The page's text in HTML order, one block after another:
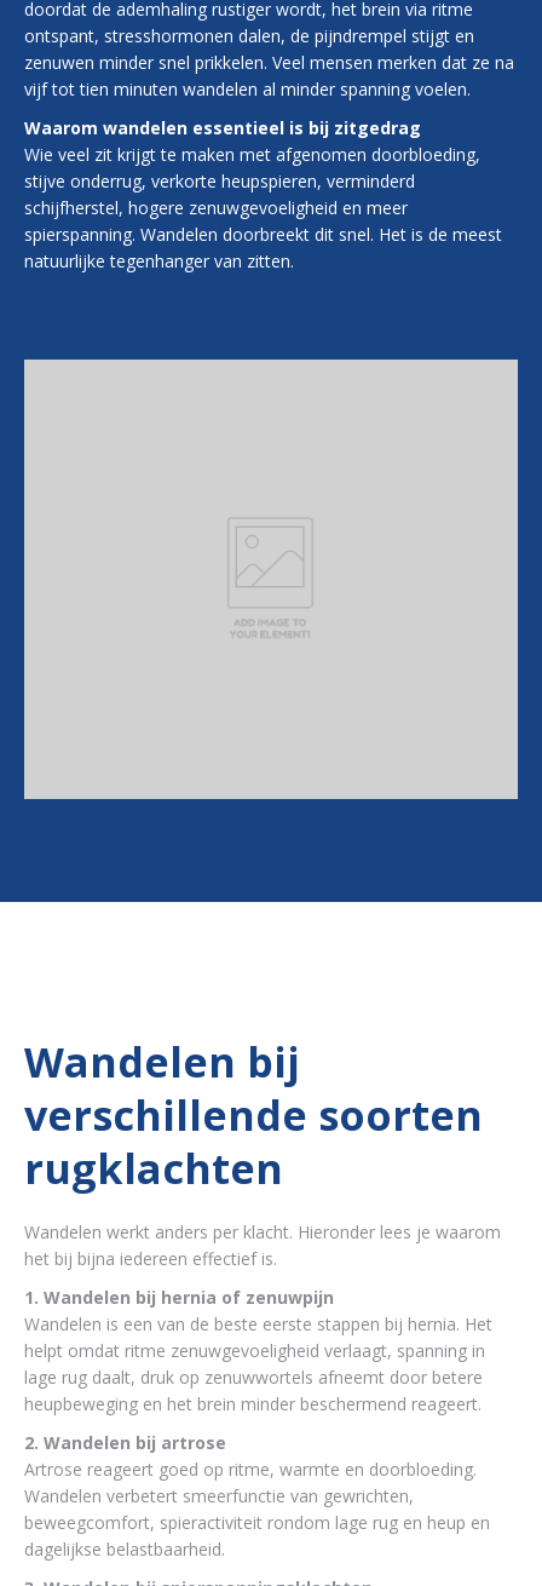
doordat de ademhaling rustiger wordt, het brein via ritme
ontspant, stresshormonen dalen, de pijndrempel stijgt en
zenuwen minder snel prikkelen. Veel mensen merken dat ze na
vijf tot tien minuten wandelen al minder spanning voelen.
Waarom wandelen essentieel is bij zitgedrag
Wie veel zit krijgt te maken met afgenomen doorbloeding,
stijve onderrug, verkorte heupspieren, verminderd
schijfherstel, hogere zenuwgevoeligheid en meer
spierspanning. Wandelen doorbreekt dit snel. Het is de meest
natuurlijke tegenhanger van zitten.
Wandelen bij
verschillende soorten
rugklachten
Wandelen werkt anders per klacht. Hieronder lees je waarom
het bij bijna iedereen effectief is.
1. Wandelen bij hernia of zenuwpijn
Wandelen is een van de beste eerste stappen bij hernia. Het
helpt omdat ritme zenuwgevoeligheid verlaagt, spanning in
lage rug daalt, druk op zenuwwortels afneemt door betere
heupbeweging en het brein minder beschermend reageert.
2. Wandelen bij artrose
Artrose reageert goed op ritme, warmte en doorbloeding.
Wandelen verbetert smeerfunctie van gewrichten,
beweegcomfort, spieractiviteit rondom lage rug en heup en
dagelijkse belastbaarheid.